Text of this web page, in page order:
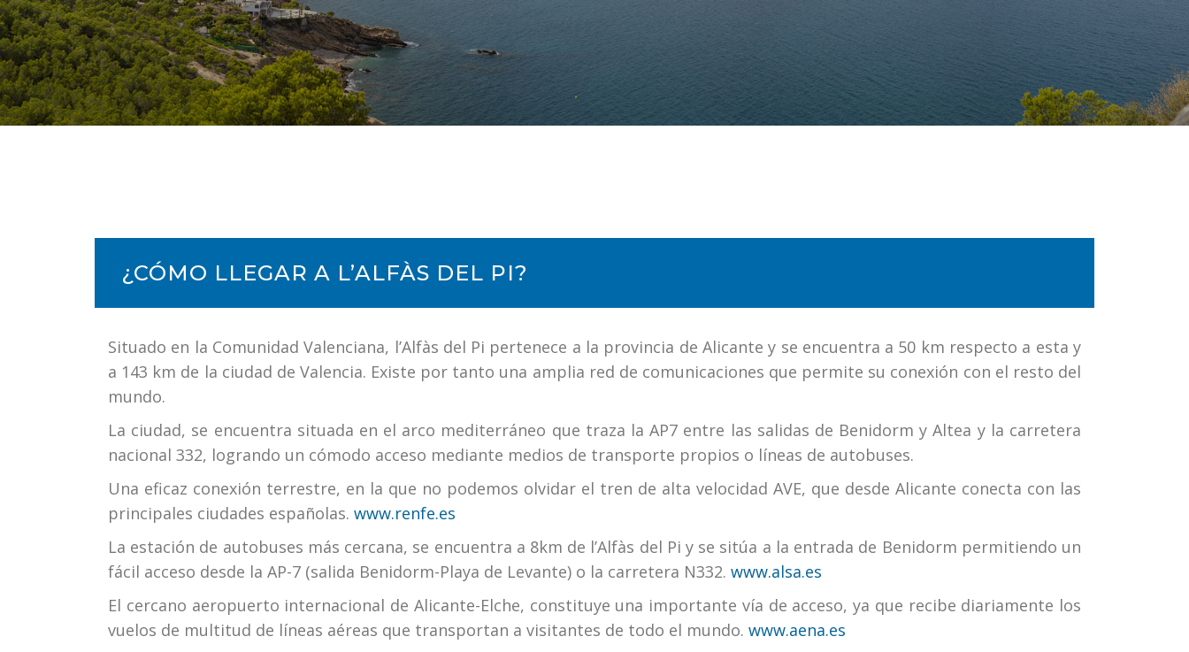
¿CÓMO LLEGAR A L’ALFÀS DEL PI?
Situado en la Comunidad Valenciana, l’Alfàs del Pi pertenece a la provincia de Alicante y se encuentra a 50 km respecto a esta y
a 143 km de la ciudad de Valencia. Existe por tanto una amplia red de comunicaciones que permite su conexión con el resto del
mundo.
La ciudad, se encuentra situada en el arco mediterráneo que traza la AP7 entre las salidas de Benidorm y Altea y la carretera
nacional 332, logrando un cómodo acceso mediante medios de transporte propios o líneas de autobuses.
Una eficaz conexión terrestre, en la que no podemos olvidar el tren de alta velocidad AVE, que desde Alicante conecta con las
principales ciudades españolas. www.renfe.es
La estación de autobuses más cercana, se encuentra a 8km de l’Alfàs del Pi y se sitúa a la entrada de Benidorm permitiendo un
fácil acceso desde la AP-7 (salida Benidorm-Playa de Levante) o la carretera N332. www.alsa.es
El cercano aeropuerto internacional de Alicante-Elche, constituye una importante vía de acceso, ya que recibe diariamente los
vuelos de multitud de líneas aéreas que transportan a visitantes de todo el mundo. www.aena.es